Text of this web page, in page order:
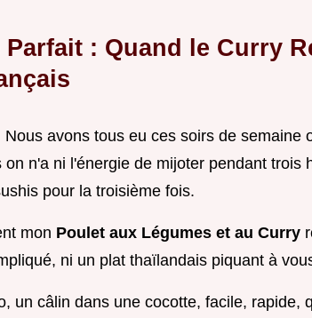
: Quand le Curry
avons tous eu ces soirs de semaine
on n'a ni l'énergie de mijoter pendant trois
pour la troisième fois.
mon Poulet aux Légumes et au Curry
ni un plat thaïlandais piquant à
un câlin dans une cocotte, facile, rapide,